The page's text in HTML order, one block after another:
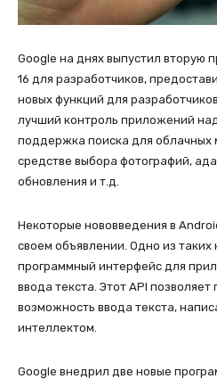
Google на днях выпустил вторую
16 для разработчиков,
новых функций для
лучший контроль приложений
поддержка поиска для облачных
средстве выбора фотографий,
обновления и т.д.
Некоторые нововведения в
своем объявлении. Одно из таких
программный интерфейс для
ввода текста. Этот API
возможность ввода текста,
интеллектом.
Google внедрил две новые